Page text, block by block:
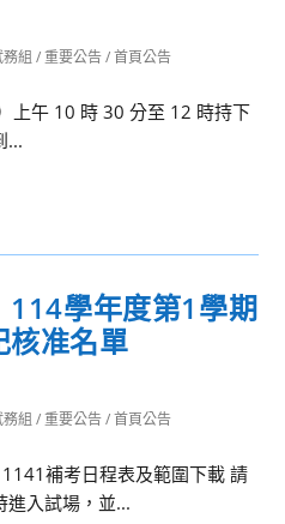
務組 / 重要公告 / 首頁公告
上午 10 時 30 分至 12 時持下
...
114學年度第1學期
核准名單
務組 / 重要公告 / 首頁公告
補考日程表及範圍下載 請
進入試場，並...